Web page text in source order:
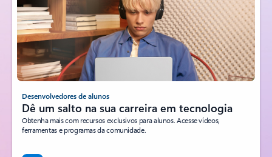
Desenvolvedores de alunos
Dê um salto na sua carreira em tecnologia
Obtenha mais com recursos exclusivos para alunos. Acesse vídeos,
ferramentas e programas da comunidade.